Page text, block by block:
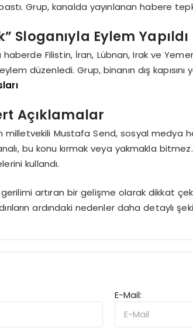
bastı. Grup, kanalda yayınlanan habere
Sloganıyla Eylem Yapıldı
haberde Filistin, İran, Lübnan, Irak ve
düzenledi. Grup, binanın dış
Açıklamalar
milletvekili Mustafa Send, sosyal medya
bu konu kırmak veya yakmakla bitmez.
kullandı.
artıran bir gelişme olarak dikkat
ardındaki nedenler daha detaylı
E-Mail: